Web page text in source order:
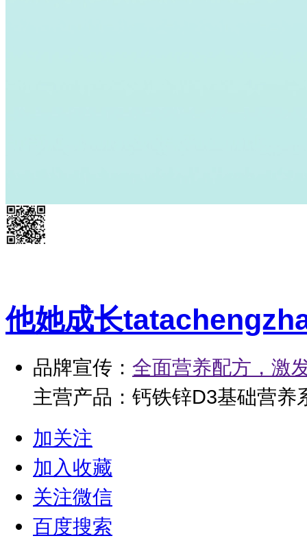
他她成长
品牌宣传： 全面营养配方，激
主营产品：钙铁锌D3基础营
调制乳粉儿童调理系列；安乳
加关注
加入收藏
关注微信
百度搜索